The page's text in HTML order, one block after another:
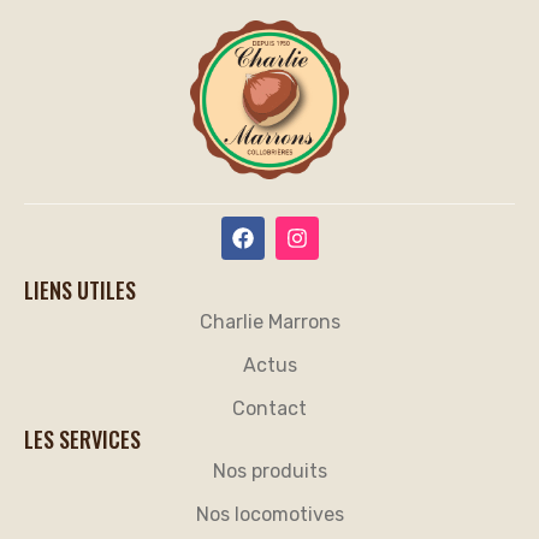
LIENS UTILES
Charlie Marrons
Actus
Contact
LES SERVICES
Nos produits
Nos locomotives